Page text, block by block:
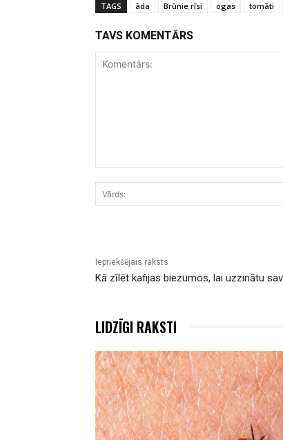
TAGS āda Brūnie rīsi ogas tomāti
TAVS KOMENTĀRS
Iepriekšējais raksts
Kā zīlēt kafijas biezumos, lai uzzinātu
LIDZĪGI RAKSTI